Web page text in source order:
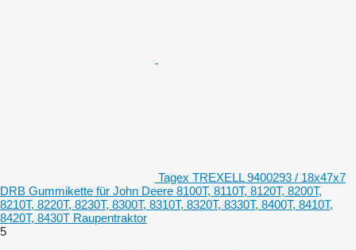
Tagex TREXELL 9400293 / 18x47x7
DRB Gummikette für John Deere 8100T, 8110T, 8120T, 8200T,
8210T, 8220T, 8230T, 8300T, 8310T, 8320T, 8330T, 8400T, 8410T,
8420T, 8430T Raupentraktor
5